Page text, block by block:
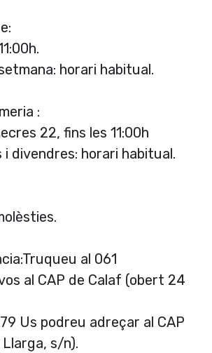
horari habitual.
:
22, fins les 11:00h
i divendres: horari habitual.
al 061
al CAP de Calaf (obert 24
Us podreu adreçar al CAP
s/n).